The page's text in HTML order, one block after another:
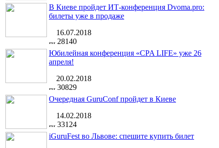
В Киеве пройдет ИТ-конференция Dvoma.pro:
билеты уже в продаже
16.07.2018
28140
Юбилейная конференция «CPA LIFE» уже 26
апреля!
20.02.2018
30829
Очередная GuruConf пройдет в Киеве
14.02.2018
33124
iGuruFest во Львове: спешите купить билет